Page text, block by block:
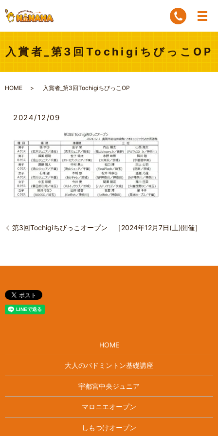
入賞者_第3回TochigiちびっこOP
HOME 入賞者_第3回TochigiちびっこOP
2024/12/09
第3回Tochigiちびっこオープン ［2024年12月7日(土)開催］
HOME
大人のバドミントン基礎講座
宇都宮中央ジュニア
マロニエオープン
しもつけオープン